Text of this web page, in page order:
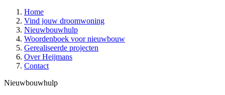
Home
Vind jouw droomwoning
Nieuwbouwhulp
Woordenboek voor nieuwbouw
Gerealiseerde projecten
Over Heijmans
Contact
Nieuwbouwhulp